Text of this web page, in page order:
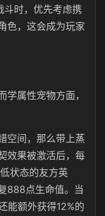
斗时，优先考虑携
色，这会成为玩家
属性宠物方面，
空间，那么带上蒸
效果被激活后，每
状态的友方英
888点生命值。当
能额外获得12%的